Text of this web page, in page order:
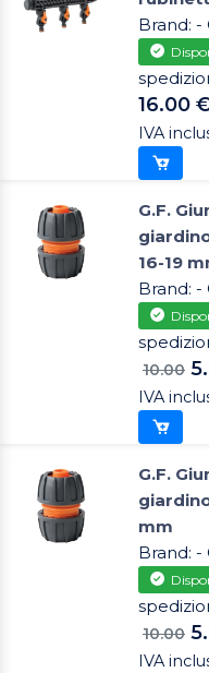
Brand: -
16.00
IVA
G.F.
16-19
Brand: -
10.00
IVA
G.F.
mm
Brand: -
10.00
IVA